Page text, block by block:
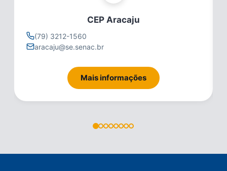
CEP Aracaju
(79) 3212-1560
aracaju@se.senac.br
Mais informações